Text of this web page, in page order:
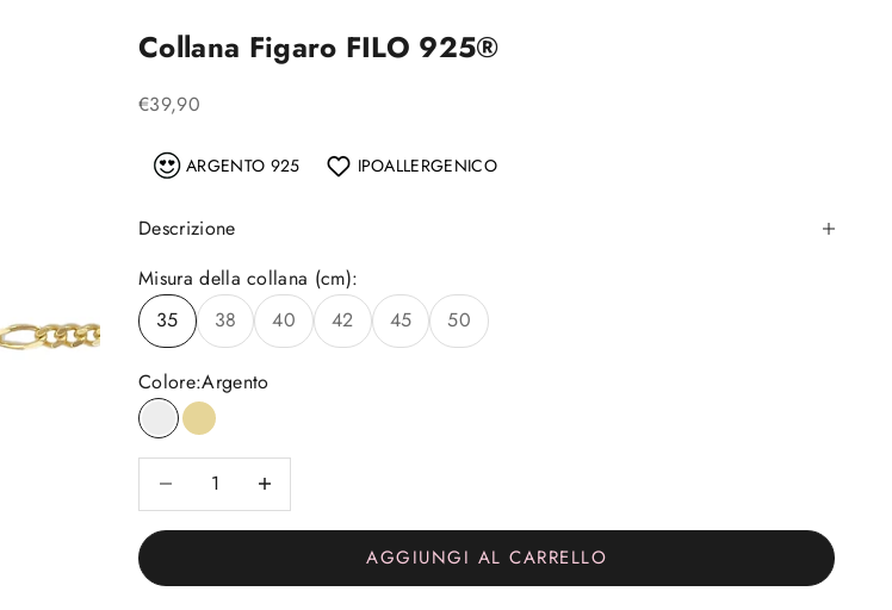
Collana Figaro FILO 925®️
Prezzo scontato
€39,90
ARGENTO 925 IPOALLERGENICO
Descrizione
Misura della collana (cm):
35
38 40 42 45 50
Colore:Argento
ArgentoPlaccato oro
Diminuisci quantitàDiminuisci quantità
AGGIUNGI AL CARRELLO